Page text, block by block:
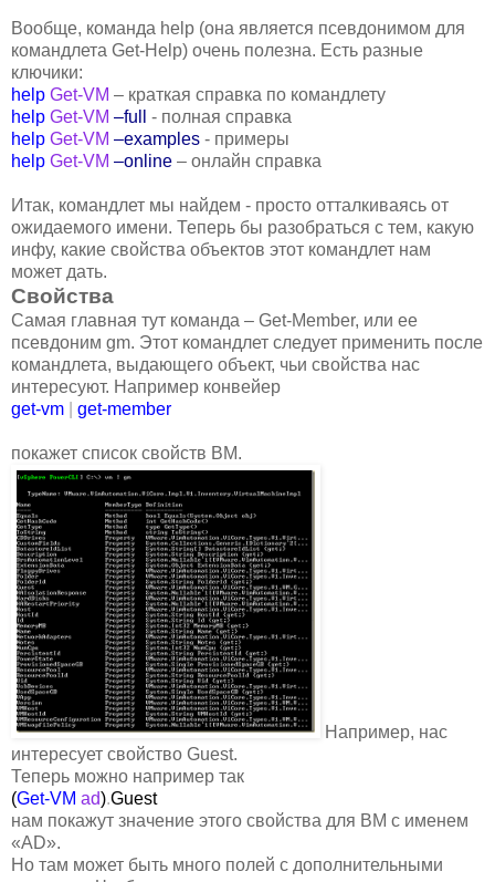
Вообще, команда help (она является псевдонимом для
командлета Get-Help) очень полезна. Есть разные
ключики:
help Get-VM – краткая справка по командлету
help Get-VM –full - полная справка
help Get-VM –examples - примеры
help Get-VM –online – онлайн справка
Итак, командлет мы найдем - просто отталкиваясь от
ожидаемого имени. Теперь бы разобраться с тем, какую
инфу, какие свойства объектов этот командлет нам
может дать.
Свойства
Самая главная тут команда – Get-Member, или ее
псевдоним gm. Этот командлет следует применить после
командлета, выдающего объект, чьи свойства нас
интересуют. Например конвейер
get-vm
get-member
покажет список свойств ВМ.
Например, нас
интересует свойство Guest.
Теперь можно например так
(Get-VM ad).Guest
нам покажут значение этого свойства для ВМ с именем
«AD».
Но там может быть много полей с дополнительными